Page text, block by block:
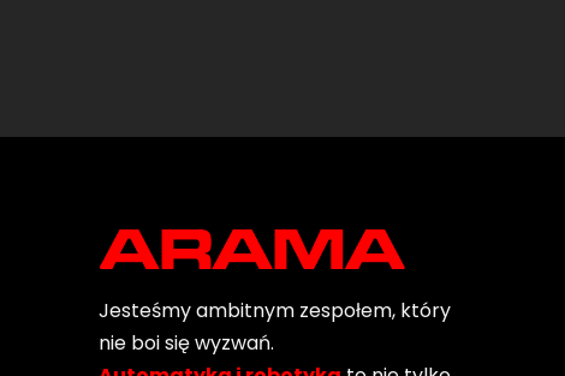
Jesteśmy ambitnym zespołem, który
nie boi się wyzwań.